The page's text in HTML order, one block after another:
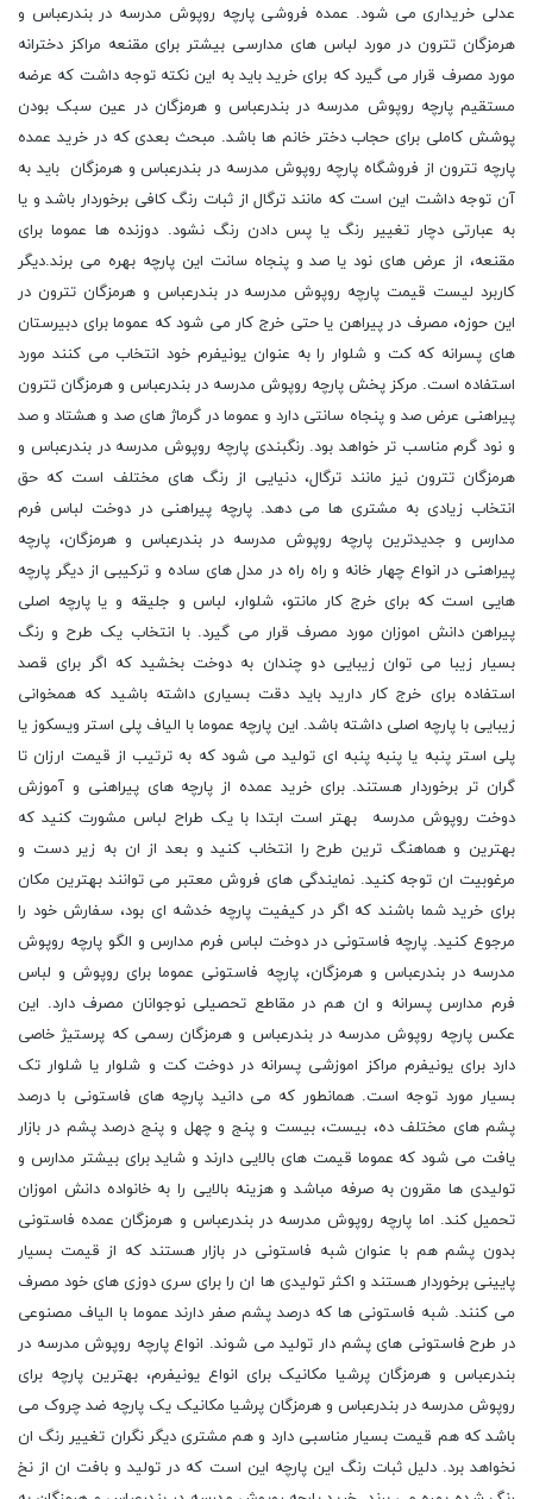
عدلی خریداری می شود. عمده فروشی پارچه روپوش مدرسه در بندرعباس و
هرمزگان تترون در مورد لباس های مدارسی بیشتر برای مقنعه مراکز دخترانه
مورد مصرف قرار می گیرد که برای خرید باید به این نکته توجه داشت که عرضه
مستقیم پارچه روپوش مدرسه در بندرعباس و هرمزگان در عین سبک بودن
پوشش کاملی برای حجاب دختر خانم ها باشد. مبحث بعدی که در خرید عمده
پارچه تترون از فروشگاه پارچه روپوش مدرسه در بندرعباس و هرمزگان باید به
آن توجه داشت این است که مانند ترگال از ثبات رنگ کافی برخوردار باشد و یا
به عبارتی دچار تغییر رنگ یا پس دادن رنگ نشود. دوزنده ها عموما برای
مقنعه، از عرض های نود یا صد و پنجاه سانت این پارچه بهره می برند.دیگر
کاربرد لیست قیمت پارچه روپوش مدرسه در بندرعباس و هرمزگان تترون در
این حوزه، مصرف در پیراهن یا حتی خرج کار می شود که عموما برای دبیرستان
های پسرانه که کت و شلوار را به عنوان یونیفرم خود انتخاب می کنند مورد
استفاده است. مرکز پخش پارچه روپوش مدرسه در بندرعباس و هرمزگان تترون
پیراهنی عرض صد و پنجاه سانتی دارد و عموما در گرماژ های صد و هشتاد و صد
و نود گرم مناسب تر خواهد بود. رنگبندی پارچه روپوش مدرسه در بندرعباس و
هرمزگان تترون نیز مانند ترگال، دنیایی از رنگ های مختلف است که حق
انتخاب زیادی به مشتری ها می دهد. پارچه پیراهنى در دوخت لباس فرم
مدارس و جدیدترین پارچه روپوش مدرسه در بندرعباس و هرمزگان، پارچه
پیراهنى در انواع چهار خانه و راه راه در مدل های ساده و ترکیبی از دیگر پارچه
هایی است که برای خرج کار مانتو، شلوار، لباس و جلیقه و یا پارچه اصلی
پیراهن دانش اموزان مورد مصرف قرار می گیرد. با انتخاب یک طرح و رنگ
بسیار زیبا می توان زیبایی دو چندان به دوخت بخشید که اگر برای قصد
استفاده برای خرج کار دارید باید دقت بسیاری داشته باشید که همخوانی
زیبایی با پارچه اصلی داشته باشد. این پارچه عموما با الیاف پلی استر ویسکوز یا
پلی استر پنبه یا پنبه پنبه اى تولید می شود که به ترتیب از قیمت ارزان تا
گران تر برخوردار هستند. برای خرید عمده از پارچه های پیراهنی و آموزش
دوخت روپوش مدرسه بهتر است ابتدا با یک طراح لباس مشورت کنید که
بهترین و هماهنگ ترین طرح را انتخاب کنید و بعد از ان به زیر دست و
مرغوبیت ان توجه کنید. نمایندگی های فروش معتبر می توانند بهترین مکان
برای خرید شما باشند که اگر در کیفیت پارچه خدشه ای بود، سفارش خود را
مرجوع کنید. پارچه فاستونی در دوخت لباس فرم مدارس و الگو پارچه روپوش
مدرسه در بندرعباس و هرمزگان، پارچه فاستونی عموما برای روپوش و لباس
فرم مدارس پسرانه و ان هم در مقاطع تحصیلی نوجوانان مصرف دارد. این
عکس پارچه روپوش مدرسه در بندرعباس و هرمزگان رسمی که پرستیژ خاصی
دارد برای یونیفرم مراکز اموزشی پسرانه در دوخت کت و شلوار یا شلوار تک
بسیار مورد توجه است. همانطور که می دانید پارچه های فاستونی با درصد
پشم های مختلف ده، بیست، بیست و پنج و چهل و پنج درصد پشم در بازار
یافت می شود که عموما قیمت های بالایی دارند و شاید برای بیشتر مدارس و
تولیدی ها مقرون به صرفه مباشد و هزینه بالایی را به خانواده دانش اموزان
تحمیل کند. اما پارچه روپوش مدرسه در بندرعباس و هرمزگان عمده فاستونی
بدون پشم هم با عنوان شبه فاستونی در بازار هستند که از قیمت بسیار
پایینی برخوردار هستند و اکثر تولیدی ها ان را برای سری دوزی های خود مصرف
می کنند. شبه فاستونی ها که درصد پشم صفر دارند عموما با الیاف مصنوعی
در طرح فاستونی های پشم دار تولید می شوند. انواع پارچه روپوش مدرسه در
بندرعباس و هرمزگان پرشیا مکانیک برای انواع یونیفرم، بهترین پارچه برای
روپوش مدرسه در بندرعباس و هرمزگان پرشیا مکانیک یک پارچه ضد چروک می
باشد که هم قیمت بسیار مناسبی دارد و هم مشتری دیگر نگران تغییر رنگ ان
نخواهد برد. دلیل ثبات رنگ این پارچه این است که در تولید و بافت ان از نخ